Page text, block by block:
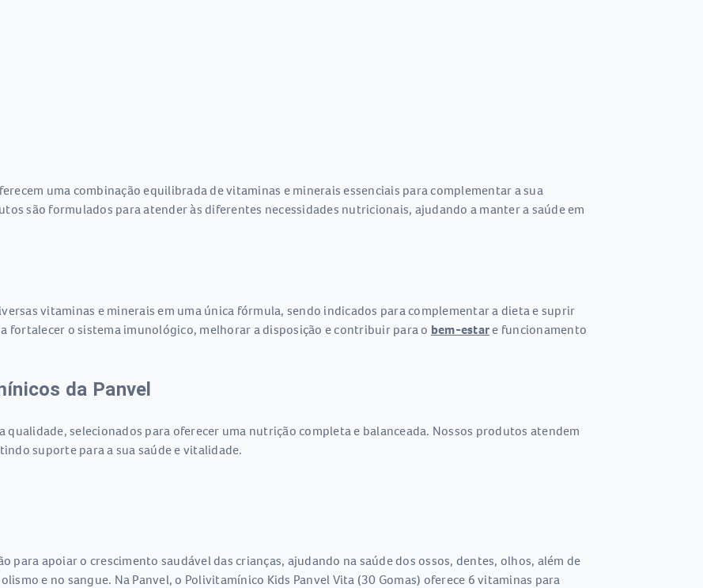
uma combinação equilibrada de vitaminas e minerais essenciais para complementar a sua
são formulados para atender às diferentes necessidades nutricionais, ajudando a manter a saúde em
vitaminas e minerais em uma única fórmula, sendo indicados para complementar a dieta e suprir
fortalecer o sistema imunológico, melhorar a disposição e contribuir para o bem-estare funcionamento
da Panvel
selecionados para oferecer uma nutrição completa e balanceada. Nossos produtos atendem
suporte para a sua saúde e vitalidade.
para apoiar o crescimento saudável das crianças, ajudando na saúde dos ossos, dentes, olhos, além de
e no sangue. Na Panvel, o Polivitamínico Kids Panvel Vita (30 Gomas) oferece 6 vitaminas para